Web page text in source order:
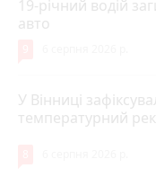
19-річний водій
авто
У Вінниці
температурний